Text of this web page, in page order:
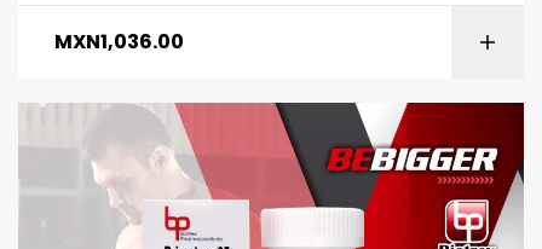
MXN1,036.00